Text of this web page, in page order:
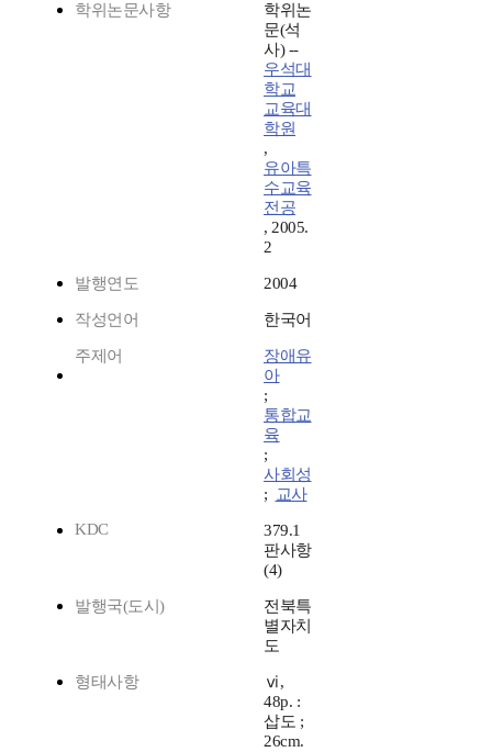
학위논문사항
학위논
문(석
사) --
우석대
학교
교육대
학원
,
유아특
수교육
전공
, 2005.
2
발행연도 2004
작성언어 한국어
주제어
장애유
아
;
통합교
육
;
사회성
; 교사
KDC
379.1
판사항
(4)
발행국(도시)
전북특
별자치
도
형태사항
ⅵ,
48p. :
삽도 ;
26cm.